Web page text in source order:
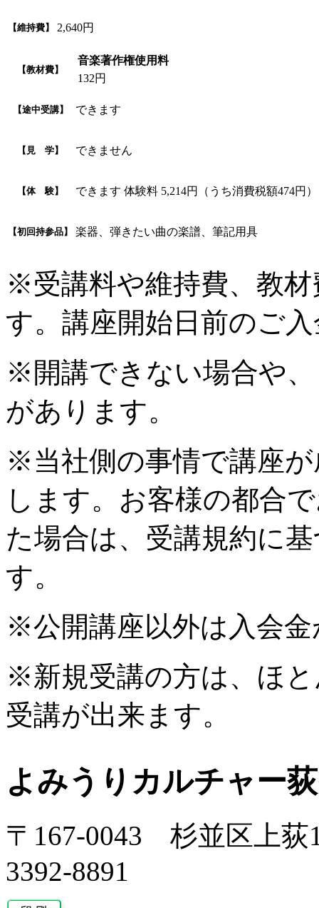
【維持費】 2,640円
【教材費】
音楽著作権使用料
132円
【途中受講】 できます
【見 学】 できません
【体 験】 できます 体験料 5,214円（うち消費税額474円）
【初回持参品】 楽器、弾きたい曲の楽譜、筆記用具
※受講料や維持費、教
す。講座開始日前のご
※開講できない場合や
があります。
※当社側の事情で講座
します。お客様の都合
た場合は、受講規約に
す。
※公開講座以外は入会
※新規受講の方は、ほ
受講が出来ます。
よみうりカルチャー
〒167-0043 杉並区上荻
3392-8891